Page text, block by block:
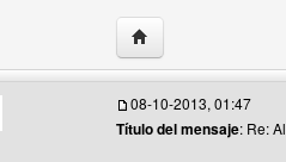
Visitar sitio web del
08-10-2013, 01:47
Título del mensaje: Re: